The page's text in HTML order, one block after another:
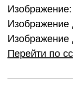
Изображение:
Изображение
Перейти по